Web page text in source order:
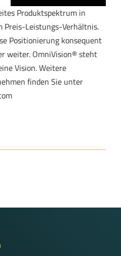
Produktspektrum in
Preis-Leistungs-Verhältnis.
Positionierung konsequent
weiter. OmniVision® steht
Vision. Weitere
finden Sie unter